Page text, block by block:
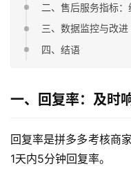
二、售后服务指标
三、数据监控与改进
四、结语
一、回复率：及时
回复率是拼多多考核商
1天内5分钟回复率。